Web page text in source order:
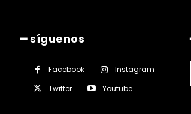
━ síguenos
Facebook
Instagram
Twitter
Youtube